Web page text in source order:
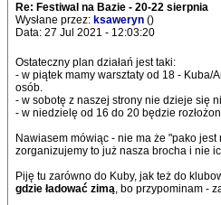
Re: Festiwal na Bazie - 20-22 sierpnia
Wysłane przez: ksaweryn ()
Data: 27 Jul 2021 - 12:03:20
Ostateczny plan działań jest taki:
- w piątek mamy warsztaty od 18 - Kuba/
osób.
- w sobotę z naszej strony nie dzieje się
- w niedzielę od 16 do 20 będzie
Nawiasem mówiąc - nie ma że "pako
zorganizujemy to już nasza brocha i nie
Piję tu zarówno do Kuby, jak też do
gdzie ładować zimą, bo przypominam -